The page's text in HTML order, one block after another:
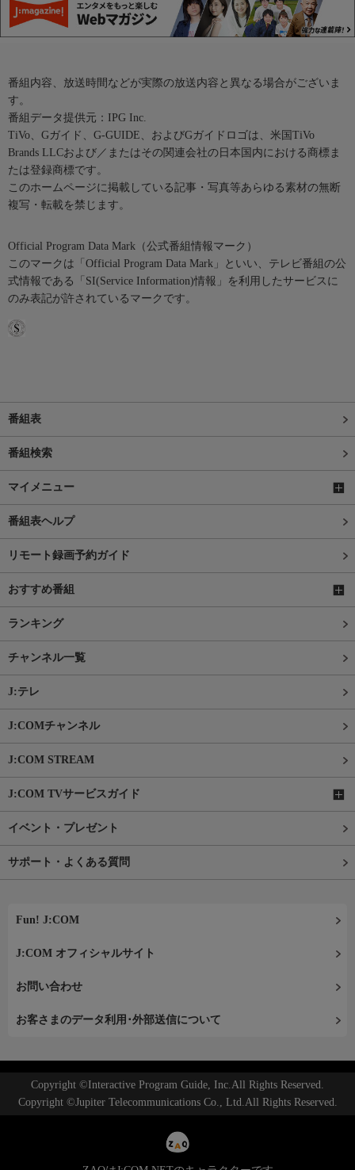
番組内容、放送時間などが実際の放送内容と異なる場合がございま
す。
番組データ提供元：IPG Inc.
TiVo、Gガイド、G-GUIDE、およびGガイドロゴは、米国TiVo
Brands LLCおよび／またはその関連会社の日本国内における商標ま
たは登録商標です。
このホームページに掲載している記事・写真等あらゆる素材の無断
複写・転載を禁じます。
Official Program Data Mark（公式番組情報マーク）
このマークは「Official Program Data Mark」といい、テレビ番組の公
式情報である「SI(Service Information)情報」を利用したサービスに
のみ表記が許されているマークです。
番組表
番組検索
マイメニュー
番組表ヘルプ
リモート録画予約ガイド
おすすめ番組
ランキング
チャンネル一覧
J:テレ
J:COMチャンネル
J:COM STREAM
J:COM TVサービスガイド
イベント・プレゼント
サポート・よくある質問
Fun! J:COM
J:COM オフィシャルサイト
お問い合わせ
お客さまのデータ利用･外部送信について
Copyright ©Interactive Program Guide, Inc.All Rights Reserved.
Copyright ©Jupiter Telecommunications Co., Ltd.All Rights Reserved.